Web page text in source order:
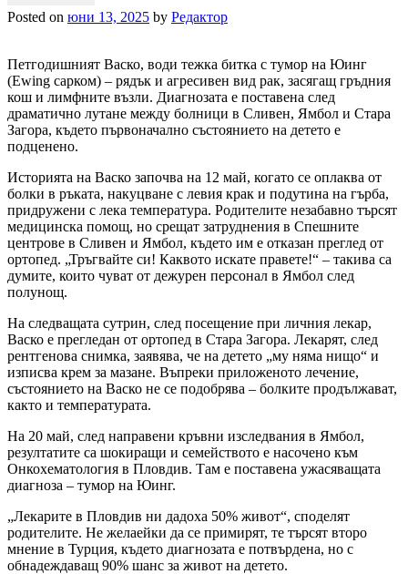
Posted on юни 13, 2025 by Редактор
Петгодишният Васко, води тежка битка с тумор на Юинг
(Ewing сарком) – рядък и агресивен вид рак, засягащ гръдния
кош и лимфните възли. Диагнозата е поставена след
драматично лутане между болници в Сливен, Ямбол и Стара
Загора, където първоначално състоянието на детето е
подценено.
Историята на Васко започва на 12 май, когато се оплаква от
болки в ръката, накуцване с левия крак и подутина на гърба,
придружени с лека температура. Родителите незабавно търсят
медицинска помощ, но срещат затруднения в Спешните
центрове в Сливен и Ямбол, където им е отказан преглед от
ортопед. „Тръгвайте си! Каквото искате правете!“ – такива са
думите, които чуват от дежурен персонал в Ямбол след
полунощ.
На следващата сутрин, след посещение при личния лекар,
Васко е прегледан от ортопед в Стара Загора. Лекарят, след
рентгенова снимка, заявява, че на детето „му няма нищо“ и
изписва крем за мазане. Въпреки приложеното лечение,
състоянието на Васко не се подобрява – болките продължават,
както и температурата.
На 20 май, след направени кръвни изследвания в Ямбол,
резултатите са шокиращи и семейството е насочено към
Онкохематология в Пловдив. Там е поставена ужасяващата
диагноза – тумор на Юинг.
„Лекарите в Пловдив ни дадоха 50% живот“, споделят
родителите. Не желаейки да се примирят, те търсят второ
мнение в Турция, където диагнозата е потвърдена, но с
обнадеждаващ 90% шанс за живот на детето.